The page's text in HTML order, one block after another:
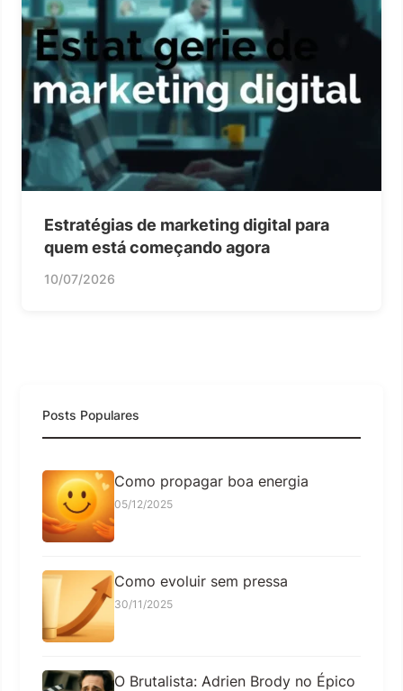
Estratégias de marketing digital para
quem está começando agora
10/07/2026
Posts Populares
Como propagar boa energia
05/12/2025
Como evoluir sem pressa
30/11/2025
O Brutalista: Adrien Brody no Épico